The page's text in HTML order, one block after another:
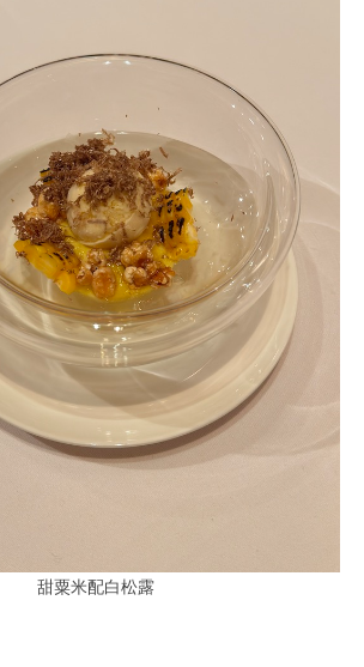
甜粟米配白松露